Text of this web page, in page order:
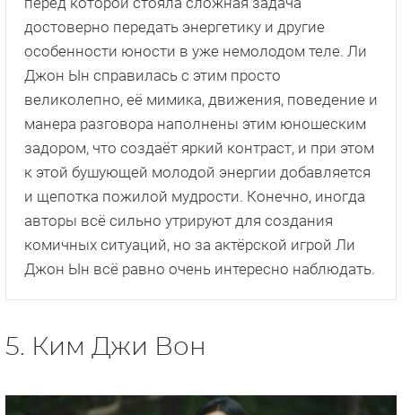
достоверно передать энергетику и другие
особенности юности в уже немолодом теле. Ли
Джон Ын справилась с этим просто
великолепно, её мимика, движения, поведение и
манера разговора наполнены этим юношеским
задором, что создаёт яркий контраст, и при этом
к этой бушующей молодой энергии добавляется
и щепотка пожилой мудрости. Конечно, иногда
авторы всё сильно утрируют для создания
комичных ситуаций, но за актёрской игрой Ли
Джон Ын всё равно очень интересно наблюдать.
5. Ким Джи Вон